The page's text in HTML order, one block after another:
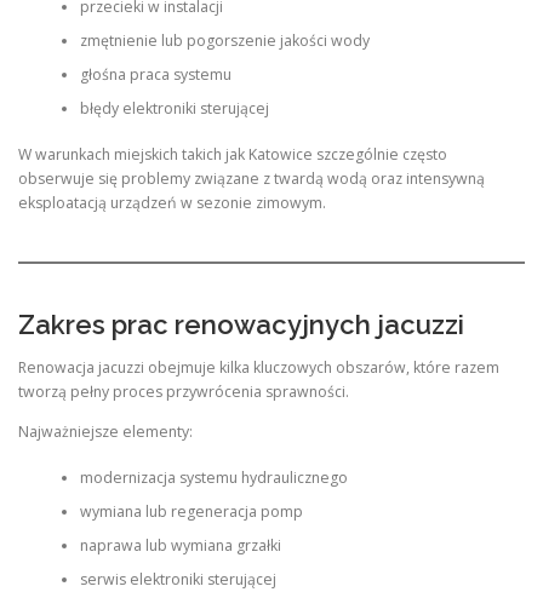
przecieki w instalacji
zmętnienie lub pogorszenie jakości wody
głośna praca systemu
błędy elektroniki sterującej
W warunkach miejskich takich jak Katowice szczególnie często
obserwuje się problemy związane z twardą wodą oraz intensywną
eksploatacją urządzeń w sezonie zimowym.
Zakres prac renowacyjnych jacuzzi
Renowacja jacuzzi obejmuje kilka kluczowych obszarów, które razem
tworzą pełny proces przywrócenia sprawności.
Najważniejsze elementy:
modernizacja systemu hydraulicznego
wymiana lub regeneracja pomp
naprawa lub wymiana grzałki
serwis elektroniki sterującej